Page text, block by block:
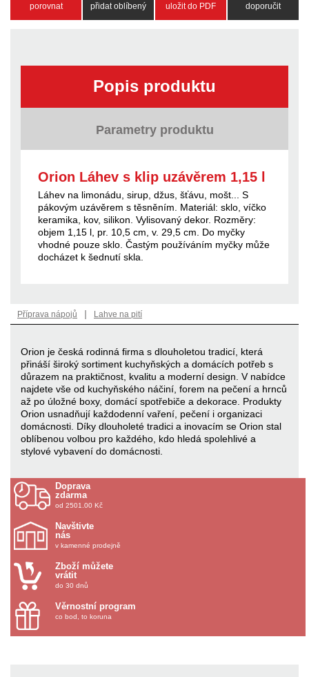
porovnat přidat oblíbený uložit do PDF doporučit
Popis produktu
Parametry produktu
Orion Láhev s klip uzávěrem 1,15 l
Láhev na limonádu, sirup, džus, šťávu, mošt... S
pákovým uzávěrem s těsněním. Materiál: sklo, víčko
keramika, kov, silikon. Vylisovaný dekor. Rozměry:
objem 1,15 l, pr. 10,5 cm, v. 29,5 cm. Do myčky
vhodné pouze sklo. Častým používáním myčky může
docházet k šednutí skla.
Příprava nápojů | Lahve na pití
Orion je česká rodinná firma s dlouholetou tradicí, která
přináší široký sortiment kuchyňských a domácích potřeb s
důrazem na praktičnost, kvalitu a moderní design. V nabídce
najdete vše od kuchyňského náčiní, forem na pečení a hrnců
až po úložné boxy, domácí spotřebiče a dekorace. Produkty
Orion usnadňují každodenní vaření, pečení i organizaci
domácnosti. Díky dlouholeté tradici a inovacím se Orion stal
oblíbenou volbou pro každého, kdo hledá spolehlivé a
stylové vybavení do domácnosti.
Doprava
zdarma
od 2501.00 Kč
Navštivte
nás
v kamenné prodejně
Zboží můžete
vrátit
do 30 dnů
Věrnostní program
co bod, to koruna